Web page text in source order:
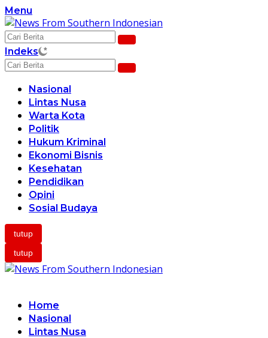
Langsung
ke
konten
Menu
Indeks
Nasional
Lintas Nusa
Warta Kota
Politik
Hukum Kriminal
Ekonomi Bisnis
Kesehatan
Pendidikan
Opini
Sosial Budaya
tutup
tutup
Home
Nasional
Lintas Nusa